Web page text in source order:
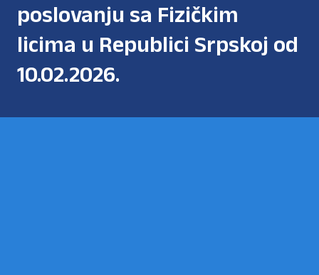
poslovanju sa Fizičkim
licima u Republici Srpskoj od
10.02.2026.